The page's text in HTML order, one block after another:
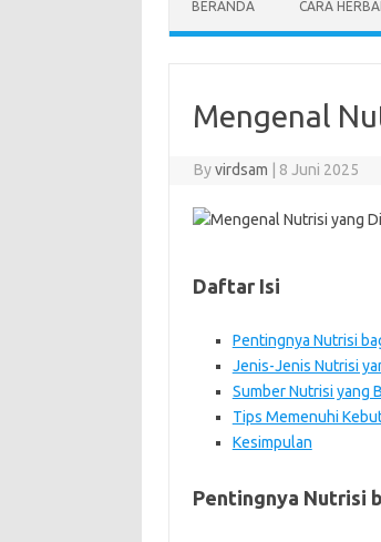
BERANDA CARA HERBAL
Mengenal
Byvirdsam 8 Juni 2025
Daftar Isi
Pentingnya Nutrisi
Jenis-Jenis Nutrisi
Sumber Nutrisi yang
Tips Memenuhi
Kesimpulan
Pentingnya Nutrisi